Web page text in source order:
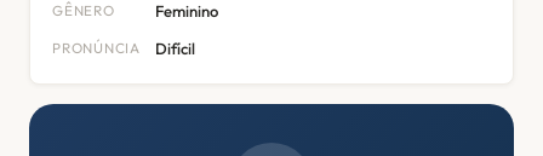
GÊNERO Feminino
PRONÚNCIA Difícil